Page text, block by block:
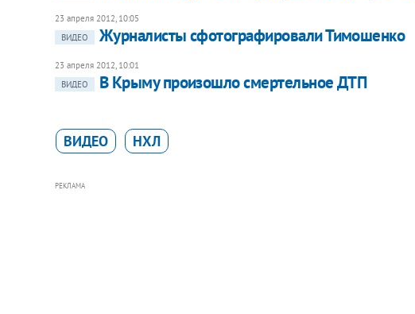
23 апреля 2012, 10:05
ВИДЕО
Журналисты сфотографировали Тимошенко
23 апреля 2012, 10:01
ВИДЕО
В Крыму произошло смертельное ДТП
ВИДЕО НХЛ
РЕКЛАМА